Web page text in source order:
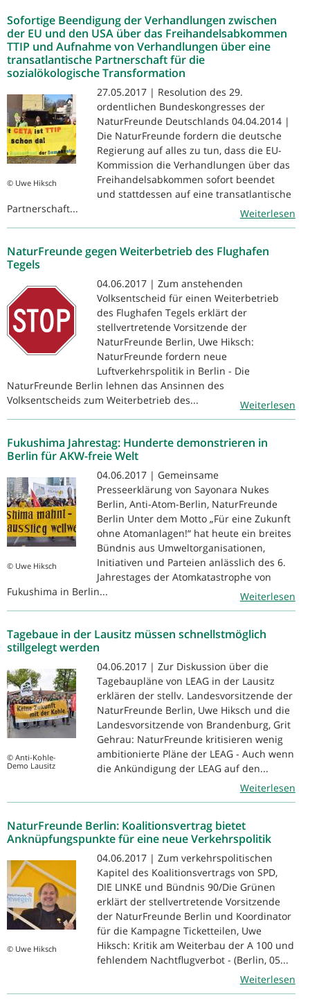
Sofortige Beendigung der Verhandlungen zwischen
der EU und den USA über das Freihandelsabkommen
TTIP und Aufnahme von Verhandlungen über eine
transatlantische Partnerschaft für die
sozialökologische Transformation
© Uwe Hiksch
27.05.2017 | Resolution des 29.
ordentlichen Bundeskongresses der
NaturFreunde Deutschlands 04.04.2014 |
Die NaturFreunde fordern die deutsche
Regierung auf alles zu tun, dass die EU-
Kommission die Verhandlungen über das
Freihandelsabkommen sofort beendet
und stattdessen auf eine transatlantische
Partnerschaft...
Weiterlesen
NaturFreunde gegen Weiterbetrieb des Flughafen
Tegels
04.06.2017 | Zum anstehenden
Volksentscheid für einen Weiterbetrieb
des Flughafen Tegels erklärt der
stellvertretende Vorsitzende der
NaturFreunde Berlin, Uwe Hiksch:
NaturFreunde fordern neue
Luftverkehrspolitik in Berlin - Die
NaturFreunde Berlin lehnen das Ansinnen des
Volksentscheids zum Weiterbetrieb des...
Weiterlesen
Fukushima Jahrestag: Hunderte demonstrieren in
Berlin für AKW-freie Welt
© Uwe Hiksch
04.06.2017 | Gemeinsame
Presseerklärung von Sayonara Nukes
Berlin, Anti-Atom-Berlin, NaturFreunde
Berlin Unter dem Motto „Für eine Zukunft
ohne Atomanlagen!“ hat heute ein breites
Bündnis aus Umweltorganisationen,
Initiativen und Parteien anlässlich des 6.
Jahrestages der Atomkatastrophe von
Fukushima in Berlin...
Weiterlesen
Tagebaue in der Lausitz müssen schnellstmöglich
stillgelegt werden
© Anti-Kohle-
Demo Lausitz
04.06.2017 | Zur Diskussion über die
Tagebaupläne von LEAG in der Lausitz
erklären der stellv. Landesvorsitzende der
NaturFreunde Berlin, Uwe Hiksch und die
Landesvorsitzende von Brandenburg, Grit
Gehrau: NaturFreunde kritisieren wenig
ambitionierte Pläne der LEAG - Auch wenn
die Ankündigung der LEAG auf den...
Weiterlesen
NaturFreunde Berlin: Koalitionsvertrag bietet
Anknüpfungspunkte für eine neue Verkehrspolitik
© Uwe Hiksch
04.06.2017 | Zum verkehrspolitischen
Kapitel des Koalitionsvertrags von SPD,
DIE LINKE und Bündnis 90/Die Grünen
erklärt der stellvertretende Vorsitzende
der NaturFreunde Berlin und Koordinator
für die Kampagne Ticketteilen, Uwe
Hiksch: Kritik am Weiterbau der A 100 und
fehlendem Nachtflugverbot - (Berlin, 05...
Weiterlesen